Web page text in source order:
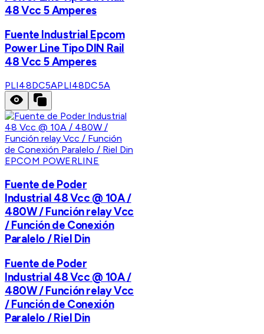
48 Vcc 5 Amperes
Fuente Industrial Epcom
Power Line Tipo DIN Rail
48 Vcc 5 Amperes
PLI48DC5APLI48DC5A
EPCOM POWERLINE
Fuente de Poder
Industrial 48 Vcc @ 10A /
480W / Función relay Vcc
/ Función de Conexión
Paralelo / Riel Din
Fuente de Poder
Industrial 48 Vcc @ 10A /
480W / Función relay Vcc
/ Función de Conexión
Paralelo / Riel Din